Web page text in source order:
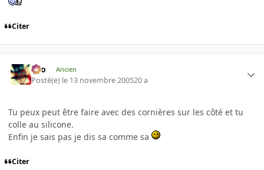
Citer
eYo Ancien
Posté(e) le 13 novembre 200520 a
Tu peux peut être faire avec des cornières sur les côté et tu
colle au silicone.
Enfin je sais pas je dis sa comme sa
Citer